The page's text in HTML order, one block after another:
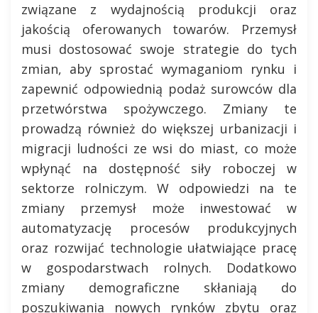
związane z wydajnością produkcji oraz
jakością oferowanych towarów. Przemysł
musi dostosować swoje strategie do tych
zmian, aby sprostać wymaganiom rynku i
zapewnić odpowiednią podaż surowców dla
przetwórstwa spożywczego. Zmiany te
prowadzą również do większej urbanizacji i
migracji ludności ze wsi do miast, co może
wpłynąć na dostępność siły roboczej w
sektorze rolniczym. W odpowiedzi na te
zmiany przemysł może inwestować w
automatyzację procesów produkcyjnych
oraz rozwijać technologie ułatwiające pracę
w gospodarstwach rolnych. Dodatkowo
zmiany demograficzne skłaniają do
poszukiwania nowych rynków zbytu oraz